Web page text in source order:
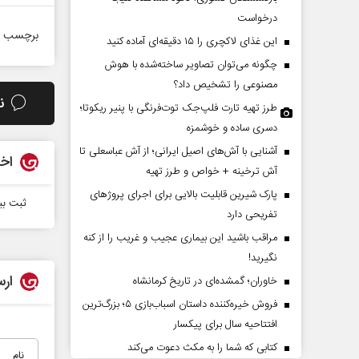
برچسب
ثبت بیش از 172 هزار تماس با مركز
درخواست
این غذای لاکچری را ۱۵ دقیقه‌ای آماده کنید
چگونه می‌توان تصاویر ساخته‌شده با هوش
مصنوعی را تشخیص داد؟
طرز تهیه تارت فلپ‌جک توت‌فرنگی با پنیر ریکوتا؛
دسری ساده و خوشمزه
آشنایی با آش‌های اصیل ایرانی؛ از آش عباسعلی تا
آش ترخینه + خواص و طرز تهیه
پارک شیرین قابلیت‌ بالایی برای اجرای پروژهای
تفریحی دارد
مراقب باشید این بیماری عجیب و غریب را از کنه
نگیرید!
خاوران؛ گمشده‌ای در تاریخ کرمانشاه
فروش خیره‌کننده داستان اسباب‌بازی ۵؛ بزرگ‌ترین
افتتاحیه سال برای پیکسار
کتابی که شما را به مکث دعوت می‌کند
پشت‌پرده تهدیدات کوتاه‏‌مدت و
سلیمی‌نمین - تحلیلگر مسائل سیاسی
اربعین نماد
رحمت‌الله نوروزی - عضو
مجلس